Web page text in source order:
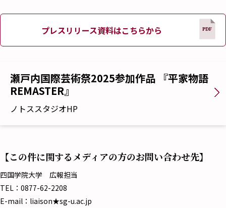
プレスリリース資料はこちらから
瀬戸内国際芸術祭2025参加作品 『平家物語
REMASTER』
ノトススタジオHP
【この件に関するメディアの方のお問い合わせ先】
四国学院大学 広報担当
TEL：0877-62-2208
E-mail：liaison★sg-u.ac.jp